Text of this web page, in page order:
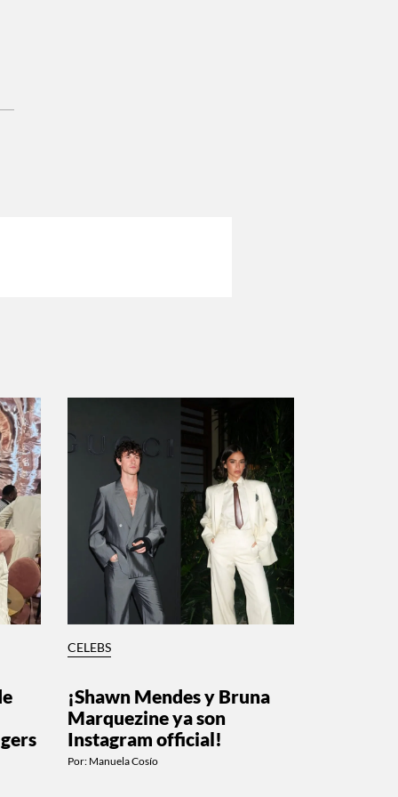
CELEBS
¡Shawn Mendes y Bruna
Marquezine ya son
Instagram official!
Por: Manuela Cosío